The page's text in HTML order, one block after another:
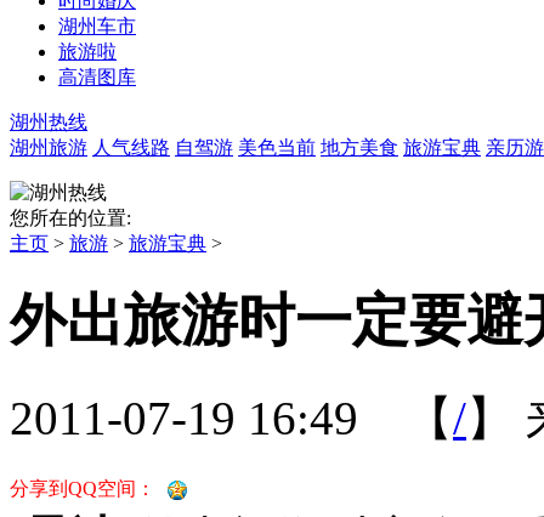
湖州车市
旅游啦
高清图库
湖州热线
湖州旅游 人气线路 自驾游 美色当前 地方美食 旅游宝典 亲历
您所在的位置:
主页 > 旅游 > 旅游宝典 >
外出旅游时一定要避
2011-07-19 16:49 【/】
分享到QQ空间：